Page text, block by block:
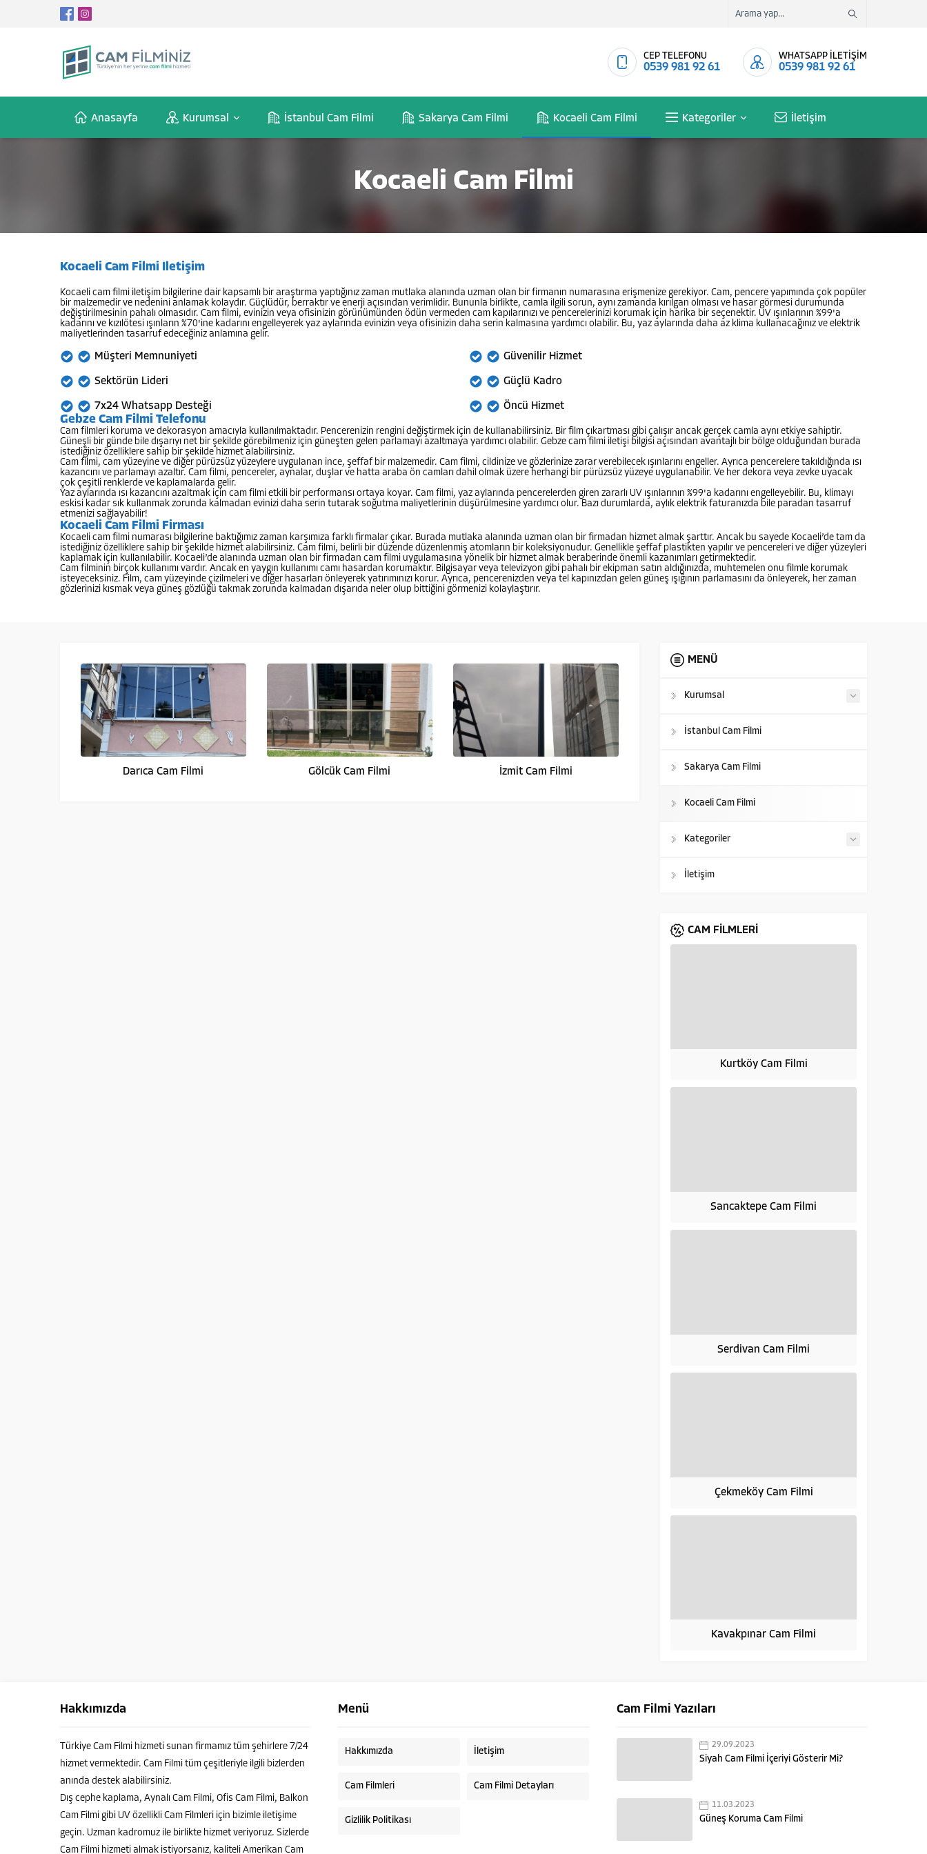
CEP TELEFONU
0539 981 92 61
WHATSAPP İLETİŞİM
0539 981 92 61
Anasayfa Kurumsal İstanbul Cam Filmi Sakarya Cam Filmi Kocaeli Cam Filmi Kategoriler İletişim
Kocaeli Cam Filmi
Kocaeli Cam Filmi İletişim
Kocaeli cam filmi iletişim bilgilerine dair kapsamlı bir araştırma yaptığınız zaman mutlaka alanında uzman olan bir firmanın numarasına erişmenize gerekiyor. Cam, pencere yapımında çok popüler
bir malzemedir ve nedenini anlamak kolaydır. Güçlüdür, berraktır ve enerji açısından verimlidir. Bununla birlikte, camla ilgili sorun, aynı zamanda kırılgan olması ve hasar görmesi durumunda
değiştirilmesinin pahalı olmasıdır. Cam filmi, evinizin veya ofisinizin görünümünden ödün vermeden cam kapılarınızı ve pencerelerinizi korumak için harika bir seçenektir. UV ışınlarının %99'a
kadarını ve kızılötesi ışınların %70'ine kadarını engelleyerek yaz aylarında evinizin veya ofisinizin daha serin kalmasına yardımcı olabilir. Bu, yaz aylarında daha az klima kullanacağınız ve elektrik
maliyetlerinden tasarruf edeceğiniz anlamına gelir.
Müşteri Memnuniyeti Güvenilir Hizmet
Sektörün Lideri Güçlü Kadro
7x24 Whatsapp Desteği Öncü Hizmet
Gebze Cam Filmi Telefonu
Cam filmleri koruma ve dekorasyon amacıyla kullanılmaktadır. Pencerenizin rengini değiştirmek için de kullanabilirsiniz. Bir film çıkartması gibi çalışır ancak gerçek camla aynı etkiye sahiptir.
Güneşli bir günde bile dışarıyı net bir şekilde görebilmeniz için güneşten gelen parlamayı azaltmaya yardımcı olabilir. Gebze cam filmi iletişi bilgisi açısından avantajlı bir bölge olduğundan burada
istediğiniz özelliklere sahip bir şekilde hizmet alabilirsiniz.
Cam filmi, cam yüzeyine ve diğer pürüzsüz yüzeylere uygulanan ince, şeffaf bir malzemedir. Cam filmi, cildinize ve gözlerinize zarar verebilecek ışınlarını engeller. Ayrıca pencerelere takıldığında ısı
kazancını ve parlamayı azaltır. Cam filmi, pencereler, aynalar, duşlar ve hatta araba ön camları dahil olmak üzere herhangi bir pürüzsüz yüzeye uygulanabilir. Ve her dekora veya zevke uyacak
çok çeşitli renklerde ve kaplamalarda gelir.
Yaz aylarında ısı kazancını azaltmak için cam filmi etkili bir performansı ortaya koyar. Cam filmi, yaz aylarında pencerelerden giren zararlı UV ışınlarının %99'a kadarını engelleyebilir. Bu, klimayı
eskisi kadar sık kullanmak zorunda kalmadan evinizi daha serin tutarak soğutma maliyetlerinin düşürülmesine yardımcı olur. Bazı durumlarda, aylık elektrik faturanızda bile paradan tasarruf
etmenizi sağlayabilir!
Kocaeli Cam Filmi Firması
Kocaeli cam filmi numarası bilgilerine baktığımız zaman karşımıza farklı firmalar çıkar. Burada mutlaka alanında uzman olan bir firmadan hizmet almak şarttır. Ancak bu sayede Kocaeli’de tam da
istediğiniz özelliklere sahip bir şekilde hizmet alabilirsiniz. Cam filmi, belirli bir düzende düzenlenmiş atomların bir koleksiyonudur. Genellikle şeffaf plastikten yapılır ve pencereleri ve diğer yüzeyleri
kaplamak için kullanılabilir. Kocaeli’de alanında uzman olan bir firmadan cam filmi uygulamasına yönelik bir hizmet almak beraberinde önemli kazanımları getirmektedir.
Cam filminin birçok kullanımı vardır. Ancak en yaygın kullanımı camı hasardan korumaktır. Bilgisayar veya televizyon gibi pahalı bir ekipman satın aldığınızda, muhtemelen onu filmle korumak
isteyeceksiniz. Film, cam yüzeyinde çizilmeleri ve diğer hasarları önleyerek yatırımınızı korur. Ayrıca, pencerenizden veya tel kapınızdan gelen güneş ışığının parlamasını da önleyerek, her zaman
gözlerinizi kısmak veya güneş gözlüğü takmak zorunda kalmadan dışarıda neler olup bittiğini görmenizi kolaylaştırır.
Darıca Cam Filmi Gölcük Cam Filmi İzmit Cam Filmi
MENÜ
Kurumsal
İstanbul Cam Filmi
Sakarya Cam Filmi
Kocaeli Cam Filmi
Kategoriler
İletişim
CAM FİLMLERİ
Kurtköy Cam Filmi
Sancaktepe Cam Filmi
Serdivan Cam Filmi
Çekmeköy Cam Filmi
Kavakpınar Cam Filmi
Hakkımızda
Türkiye Cam Filmi hizmeti sunan firmamız tüm şehirlere 7/24
hizmet vermektedir. Cam Filmi tüm çeşitleriyle ilgili bizlerden
anında destek alabilirsiniz.
Dış cephe kaplama, Aynalı Cam Filmi, Ofis Cam Filmi, Balkon
Cam Filmi gibi UV özellikli Cam Filmleri için bizimle iletişime
geçin. Uzman kadromuz ile birlikte hizmet veriyoruz. Sizlerde
Cam Filmi hizmeti almak istiyorsanız, kaliteli Amerikan Cam
Menü
Hakkımızda İletişim
Cam Filmleri Cam Filmi Detayları
Gizlilik Politikası
Cam Filmi Yazıları
29.09.2023
Siyah Cam Filmi İçeriyi Gösterir Mi?
11.03.2023
Güneş Koruma Cam Filmi